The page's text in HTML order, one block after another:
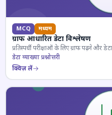
MCQ मध्यम
ग्राफ आधारित डेटा विश्लेषण
प्रतिस्पर्धी परीक्षाओं के लिए ग्राफ पढ़ने और
डेटा व्याख्या प्रश्नोत्तरी
क्विज़ लें